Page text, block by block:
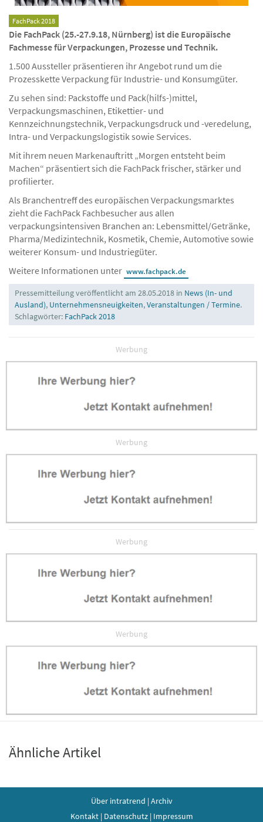
FachPack 2018
Die FachPack (25.-27.9.18, Nürnberg) ist die Europäische
Fachmesse für Verpackungen, Prozesse und Technik.
1.500 Aussteller präsentieren ihr Angebot rund um die
Prozesskette Verpackung für Industrie- und Konsumgüter.
Zu sehen sind: Packstoffe und Pack(hilfs-)mittel,
Verpackungsmaschinen, Etikettier- und
Kennzeichnungstechnik, Verpackungsdruck und -veredelung,
Intra- und Verpackungslogistik sowie Services.
Mit ihrem neuen Markenauftritt „Morgen entsteht beim
Machen“ präsentiert sich die FachPack frischer, stärker und
profilierter.
Als Branchentreff des europäischen Verpackungsmarktes
zieht die FachPack Fachbesucher aus allen
verpackungsintensiven Branchen an: Lebensmittel/Getränke,
Pharma/Medizintechnik, Kosmetik, Chemie, Automotive sowie
weiterer Konsum- und Industriegüter.
Weitere Informationen unter www.fachpack.de
Pressemitteilung veröffentlicht am 28.05.2018 in News (In- und
Ausland), Unternehmensneuigkeiten,Veranstaltungen / Termine.
Schlagwörter: FachPack 2018
Werbung
Werbung
Werbung
Werbung
Ähnliche Artikel
Über intratrend | Archiv
Kontakt| Datenschutz| Impressum